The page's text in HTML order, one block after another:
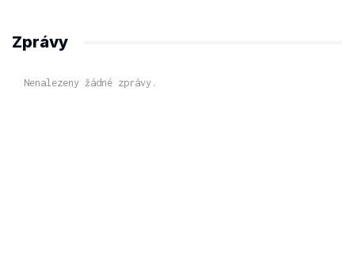
Zprávy
Nenalezeny žádné zprávy.